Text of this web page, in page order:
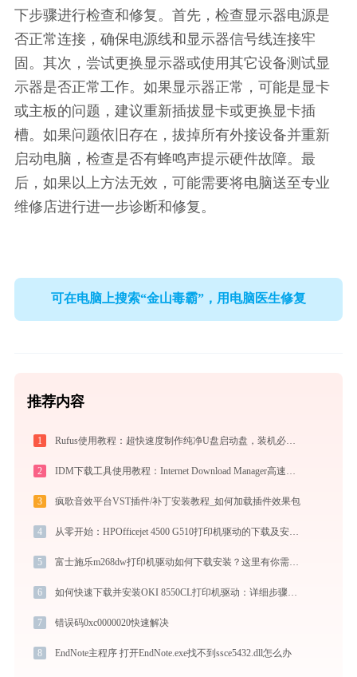
下步骤进行检查和修复。首先，检查显示器电源是
否正常连接，确保电源线和显示器信号线连接牢
固。其次，尝试更换显示器或使用其它设备测试显
示器是否正常工作。如果显示器正常，可能是显卡
或主板的问题，建议重新插拔显卡或更换显卡插
槽。如果问题依旧存在，拔掉所有外接设备并重新
启动电脑，检查是否有蜂鸣声提示硬件故障。最
后，如果以上方法无效，可能需要将电脑送至专业
维修店进行进一步诊断和修复。
可在电脑上搜索“金山毒霸”，用电脑医生修复
推荐内容
1 Rufus使用教程：超快速度制作纯净U盘启动盘，装机必备免费工具
2
3 疯歌音效平台VST插件/补丁安装教程_如何加载插件效果包
4 从零开始：HPOfficejet 4500 G510打印机驱动的下载及安装流程
5 富士施乐m268dw打印机驱动如何下载安装？这里有你需要的所有信息
6 如何快速下载并安装OKI 8550CL打印机驱动：详细步骤解析
7 错误码0xc0000020快速解决
8 EndNote主程序 打开EndNote.exe找不到ssce5432.dll怎么办